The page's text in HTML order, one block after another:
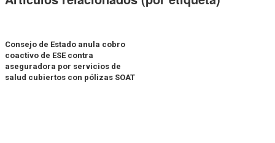
Consejo de Estado anula cobro
coactivo de ESE contra
aseguradora por servicios de
salud cubiertos con pólizas SOAT